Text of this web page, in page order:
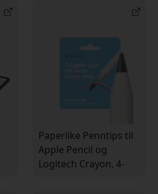
Paperlike Penntips til
Apple Pencil og
Logitech Crayon, 4-